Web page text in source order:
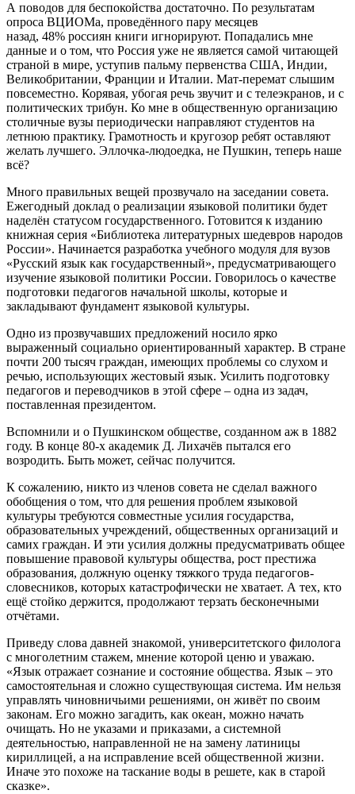
А поводов для беспокойства достаточно. По результатам
опроса ВЦИОМа, проведённого пару месяцев
назад, 48% россиян книги игнорируют. Попадались мне
данные и о том, что Россия уже не является самой читающей
страной в мире, уступив пальму первенства США, Индии,
Великобритании, Франции и Италии. Мат-перемат слышим
повсеместно. Корявая, убогая речь звучит и с телеэкранов, и с
политических трибун. Ко мне в общественную организацию
столичные вузы периодически направляют студентов на
летнюю практику. Грамотность и кругозор ребят оставляют
желать лучшего. Эллочка-людоедка, не Пушкин, теперь наше
всё?
Много правильных вещей прозвучало на заседании совета.
Ежегодный доклад о реализации языковой политики будет
наделён статусом государственного. Готовится к изданию
книжная серия «Библиотека литературных шедевров народов
России». Начинается разработка учебного модуля для вузов
«Русский язык как государственный», предусматривающего
изучение языковой политики России. Говорилось о качестве
подготовки педагогов начальной школы, которые и
закладывают фундамент языковой культуры.
Одно из прозвучавших предложений носило ярко
выраженный социально ориентированный характер. В стране
почти 200 тысяч граждан, имеющих проблемы со слухом и
речью, использующих жестовый язык. Усилить подготовку
педагогов и переводчиков в этой сфере – одна из задач,
поставленная президентом.
Вспомнили и о Пушкинском обществе, созданном аж в 1882
году. В конце 80-х академик Д. Лихачёв пытался его
возродить. Быть может, сейчас получится.
К сожалению, никто из членов совета не сделал важного
обобщения о том, что для решения проблем языковой
культуры требуются совместные усилия государства,
образовательных учреждений, общественных организаций и
самих граждан. И эти усилия должны предусматривать общее
повышение правовой культуры общества, рост престижа
образования, должную оценку тяжкого труда педагогов-
словесников, которых катастрофически не хватает. А тех, кто
ещё стойко держится, продолжают терзать бесконечными
отчётами.
Приведу слова давней знакомой, университетского филолога
с многолетним стажем, мнение которой ценю и уважаю.
«Язык отражает сознание и состояние общества. Язык – это
самостоятельная и сложно существующая система. Им нельзя
управлять чиновничьими решениями, он живёт по своим
законам. Его можно загадить, как океан, можно начать
очищать. Но не указами и приказами, а системной
деятельностью, направленной не на замену латиницы
кириллицей, а на исправление всей общественной жизни.
Иначе это похоже на таскание воды в решете, как в старой
сказке».